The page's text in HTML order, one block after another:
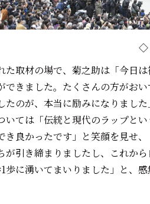
◇
た取材の場で、菊之助は「今日
できました。たくさんの方がお
たのが、本当に励みになりまし
いては「伝統と現代のラップと
き良かったです」と笑顔を見せ
が引き締まりましたし、これか
歩に湧いてまいりました」と、感